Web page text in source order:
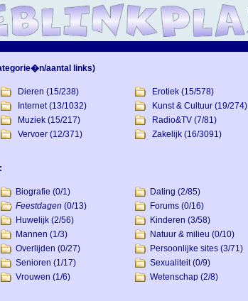
aantal links)
Dieren (15/238) Erotiek (15/578)
Internet(13/1032) Kunst & Cultuur (19/274)
Muziek (15/217) Radio&TV (7/81)
Vervoer (12/371) Zakelijk (16/3091)
Biografie (0/1) Dating (2/85)
Feestdagen (0/13) Forums (0/16)
Huwelijk (2/56) Kinderen (3/58)
Mannen (1/3) Natuur & milieu (0/10)
Overlijden (0/27) Persoonlijke sites (3/71)
Senioren (1/17) Sexualiteit(0/9)
Vrouwen (1/6) Wetenschap (2/8)